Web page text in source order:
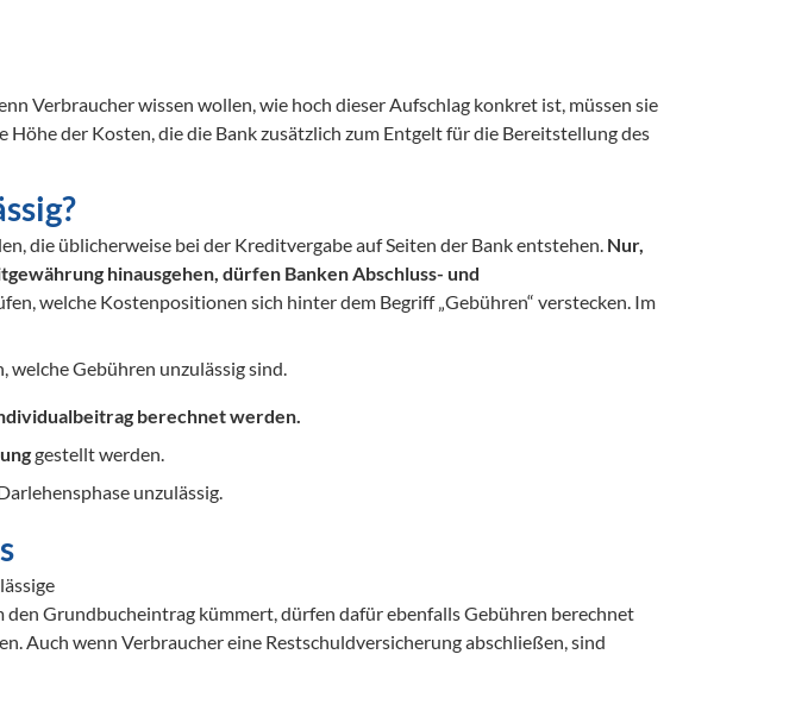
Verbraucher wissen wollen, wie hoch dieser Aufschlag konkret ist, müssen sie
der Kosten, die die Bank zusätzlich zum Entgelt für die Bereitstellung des
die üblicherweise bei der Kreditvergabe auf Seiten der Bank entstehen. Nur,
hinausgehen, dürfen Banken Abschluss- und
welche Kostenpositionen sich hinter dem Begriff „Gebühren“ verstecken. Im
welche Gebühren unzulässig sind.
berechnet werden.
gestellt werden.
unzulässig.
Grundbucheintrag kümmert, dürfen dafür ebenfalls Gebühren berechnet
Auch wenn Verbraucher eine Restschuldversicherung abschließen, sind